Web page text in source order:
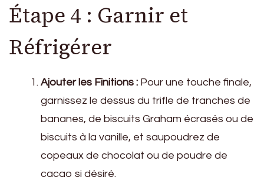
Étape 4 : Garnir et
Réfrigérer
Ajouter les Finitions : Pour une touche finale,
garnissez le dessus du trifle de tranches de
bananes, de biscuits Graham écrasés ou de
biscuits à la vanille, et saupoudrez de
copeaux de chocolat ou de poudre de
cacao si désiré.